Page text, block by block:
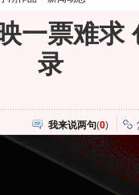
一票难求
录
我来说两句(0)